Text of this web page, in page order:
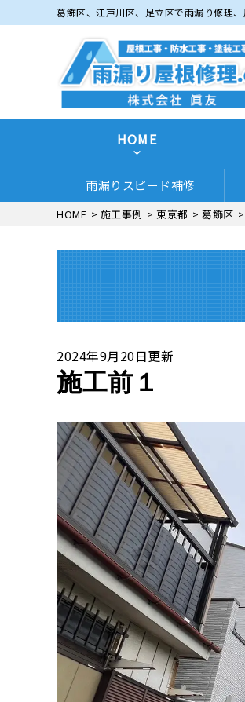
葛飾区、江戸川区、足立区で雨漏り修理
HOME
雨漏りスピード補修
HOME > 施工事例 > 東京都 > 葛飾区 >
2024年9月20日更新
施工前１